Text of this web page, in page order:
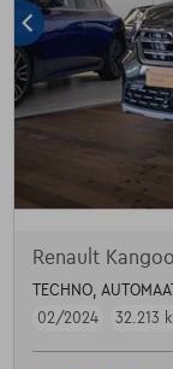
Renault Kangoo
TECHNO,
02/2024
32.213